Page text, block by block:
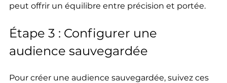
peut offrir un équilibre entre précision et portée.
Étape 3 : Configurer une
audience sauvegardée
Pour créer une audience sauvegardée, suivez ces